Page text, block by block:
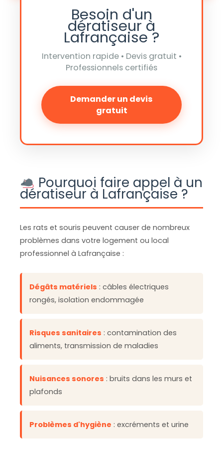
Besoin d'un
dératiseur à
Lafrançaise ?
Intervention rapide • Devis gratuit •
Professionnels certifiés
Demander un devis
gratuit
Pourquoi faire appel à un
dératiseur à Lafrançaise ?
Les rats et souris peuvent causer de nombreux
problèmes dans votre logement ou local
professionnel à Lafrançaise :
Dégâts matériels : câbles électriques
rongés, isolation endommagée
Risques sanitaires : contamination des
aliments, transmission de maladies
Nuisances sonores : bruits dans les murs et
plafonds
Problèmes d'hygiène : excréments et urine